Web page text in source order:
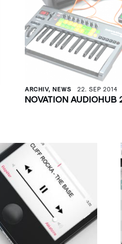
ARCHIV, NEWS 22. SEP 2014
NOVATION AUDIOHUB